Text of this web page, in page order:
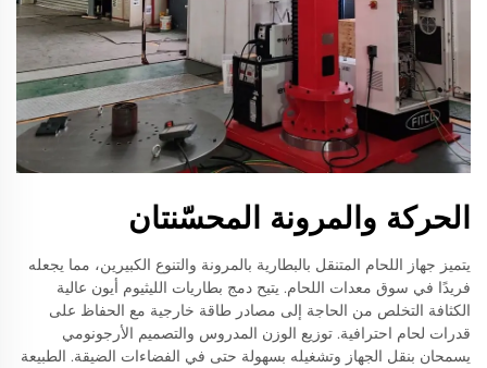
الحركة والمرونة المحسّنتان
يتميز جهاز اللحام المتنقل بالبطارية بالمرونة والتنوع الكبيرين، مما يجعله
فريدًا في سوق معدات اللحام. يتيح دمج بطاريات الليثيوم أيون عالية
الكثافة التخلص من الحاجة إلى مصادر طاقة خارجية مع الحفاظ على
قدرات لحام احترافية. توزيع الوزن المدروس والتصميم الأرجونومي
يسمحان بنقل الجهاز وتشغيله بسهولة حتى في الفضاءات الضيقة. الطبيعة